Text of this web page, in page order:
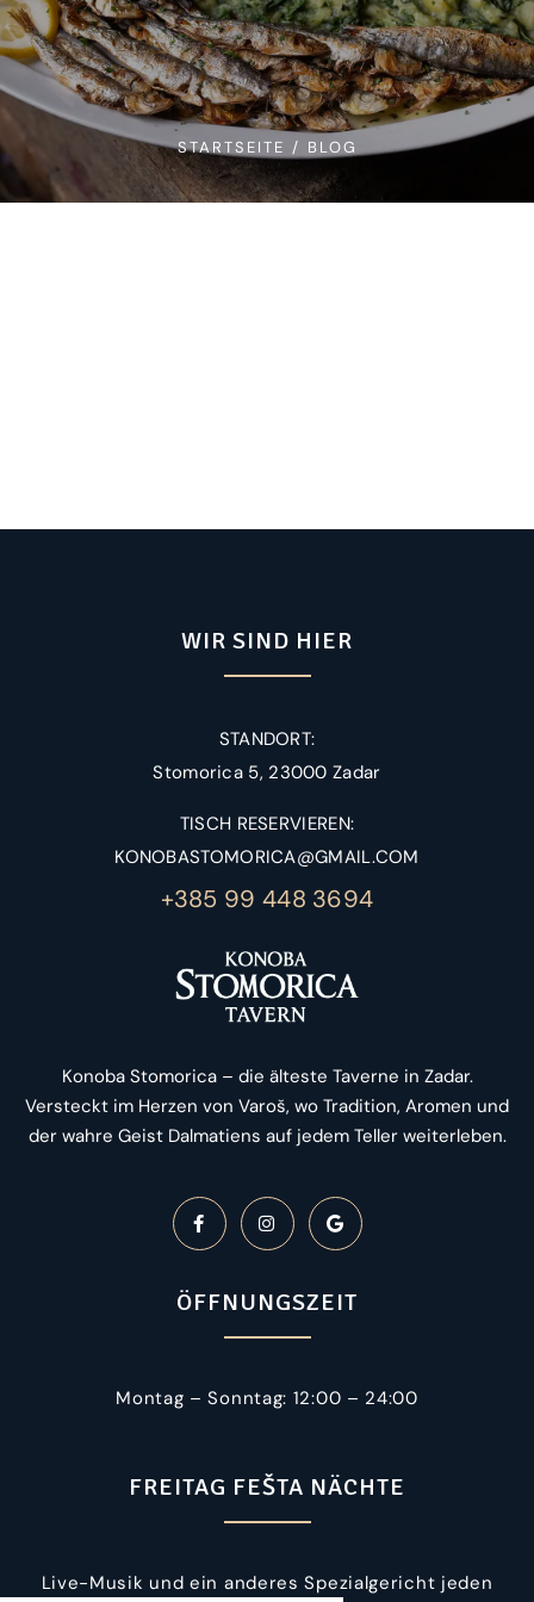
STARTSEITE / BLOG
WIR SIND HIER
STANDORT:
Stomorica 5, 23000 Zadar
TISCH RESERVIEREN:
KONOBASTOMORICA@GMAIL.COM
+385 99 448 3694
Konoba Stomorica – die älteste Taverne in Zadar.
Versteckt im Herzen von Varoš, wo Tradition, Aromen und
der wahre Geist Dalmatiens auf jedem Teller weiterleben.
ÖFFNUNGSZEIT
Montag – Sonntag: 12:00 – 24:00
FREITAG FEŠTA NÄCHTE
Live-Musik und ein anderes Spezialgericht jeden